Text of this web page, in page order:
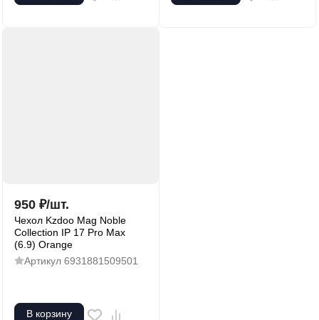
950 ₽/шт.
Чехол Kzdoo Mag Noble
Collection IP 17 Pro Max
(6.9) Orange
Артикул 6931881509501
В корзину